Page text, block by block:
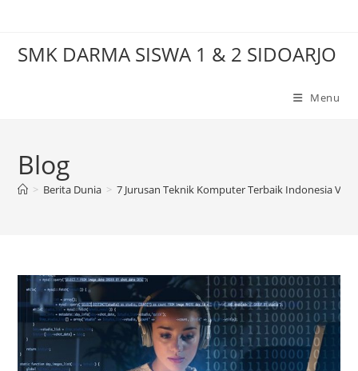
contentSMK DARMA SISWA 1 & 2 SIDOARJO
Menu
Blog
> Berita Dunia > 7 Jurusan Teknik Komputer Terbaik Indonesia